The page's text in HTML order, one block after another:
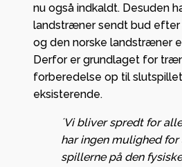
nu også indkaldt. Desuden
landstræner sendt bud efter
og den norske landstræner
Derfor er grundlaget for
forberedelse op til
eksisterende.
´Vi bliver spredt for
har ingen mulighed for
spillerne på den